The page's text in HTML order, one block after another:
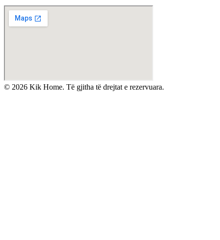
© 2026 Kik Home. Të gjitha të drejtat e rezervuara.